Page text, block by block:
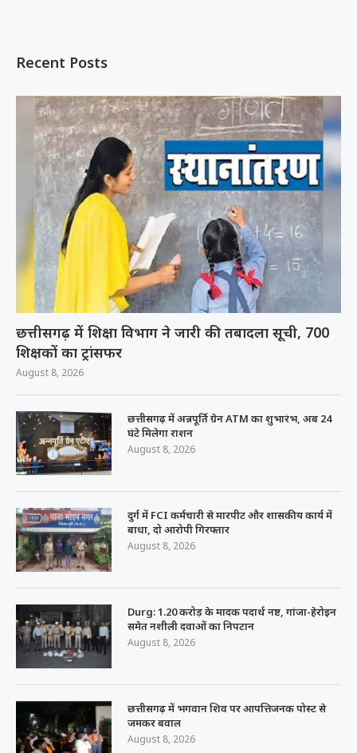
Recent Posts
छत्तीसगढ़ में शिक्षा विभाग ने जारी की तबादला सूची, 700
शिक्षकों का ट्रांसफर
August 8, 2026
छत्तीसगढ़ में अन्नपूर्ति ग्रेन ATM का शुभारंभ, अब 24
घंटे मिलेगा राशन
August 8, 2026
दुर्ग में FCI कर्मचारी से मारपीट और शासकीय कार्य में
बाधा, दो आरोपी गिरफ्तार
August 8, 2026
Durg: 1.20 करोड़ के मादक पदार्थ नष्ट, गांजा-हेरोइन
समेत नशीली दवाओं का निपटान
August 8, 2026
छत्तीसगढ़ में भगवान शिव पर आपत्तिजनक पोस्ट से
जमकर बवाल
August 8, 2026